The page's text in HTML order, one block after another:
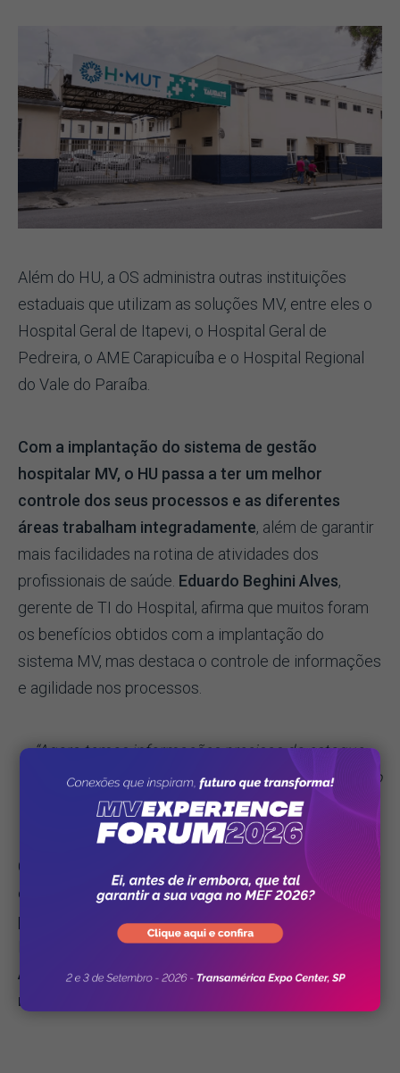
Além do HU, a OS administra outras instituições
estaduais que utilizam as soluções MV, entre eles o
Hospital Geral de Itapevi, o Hospital Geral de
Pedreira, o AME Carapicuíba e o Hospital Regional
do Vale do Paraíba.
Com a implantação do sistema de gestão
hospitalar MV, o HU passa a ter um melhor
controle dos seus processos e as diferentes
áreas trabalham integradamente, além de garantir
mais facilidades na rotina de atividades dos
profissionais de saúde. Eduardo Beghini Alves,
gerente de TI do Hospital, afirma que muitos foram
os benefícios obtidos com a implantação do
sistema MV, mas destaca o controle de informações
e agilidade nos processos.
“Agora temos informações precisas do estoque,
monitoramento de compras e controle da ocupação
dos leitos”, comenta.
O Hospital Universitário de Taubaté tem 182 leitos e
exerce um papel importante no atendimento de
pacientes de todo o Vale do Paraíba e do Litoral
Norte do Estado de São Paulo e regiões.
Ambulatorial do Hospital chega a atender,
mensalmente, cerca de dez mil pacientes.